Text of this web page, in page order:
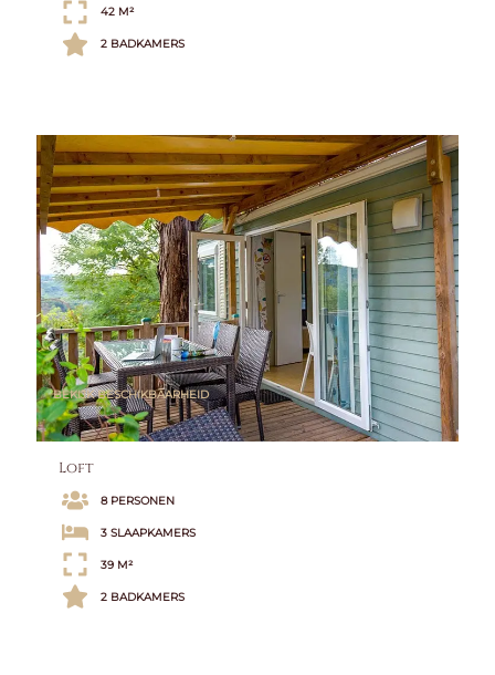
42 M²
2 BADKAMERS
BEKIJK BESCHIKBAARHEID
Loft
8 PERSONEN
3 SLAAPKAMERS
39 M²
2 BADKAMERS